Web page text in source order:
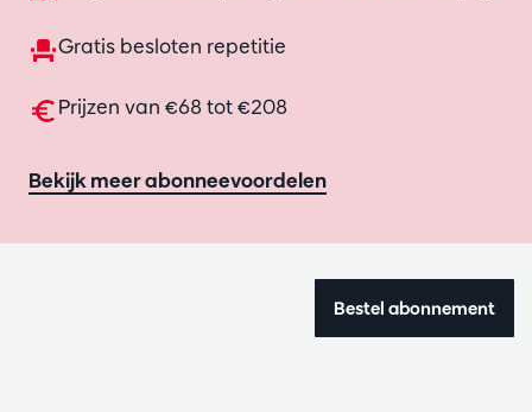
Gratis besloten repetitie
Prijzen van €68 tot €208
Bekijk meer abonneevoordelen
Bestel abonnement